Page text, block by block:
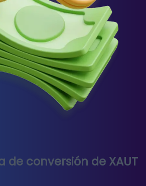
de conversión de XAUT